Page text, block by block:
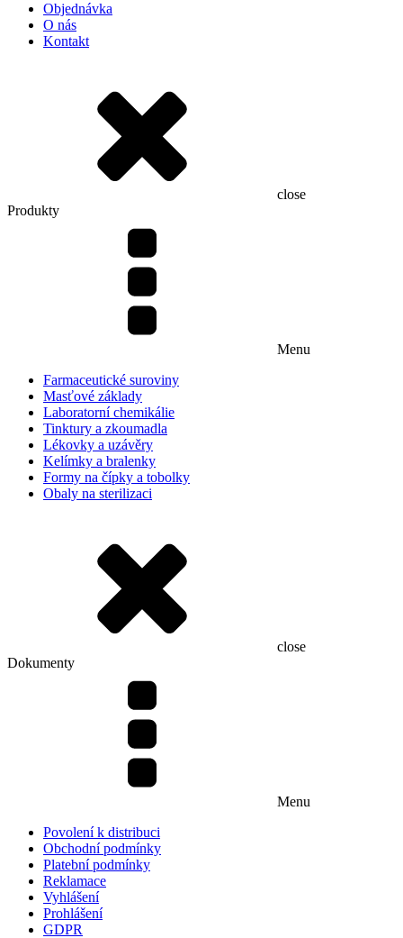
Objednávka
O nás
Kontakt
close
Produkty
Menu
Farmaceutické suroviny
Masťové základy
Laboratorní chemikálie
Tinktury a zkoumadla
Lékovky a uzávěry
Kelímky a bralenky
Formy na čípky a tobolky
Obaly na sterilizaci
close
Dokumenty
Menu
Povolení k distribuci
Obchodní podmínky
Platební podmínky
Reklamace
Vyhlášení
Prohlášení
GDPR